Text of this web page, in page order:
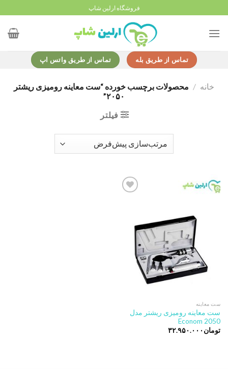
to
content
فروشگاه ارلین شاپ
تماس از طریق بله تماس از طریق واتس اپ
خانه / محصولات برچسب خورده “ست معاینه رومیزی ریشتر
۲۰۵۰”
فیلتر
wishlist
ست معاینه
ست معاینه رومیزی ریشتر مدل
Econom 2050
تومان ۳۲.۹۵۰.۰۰۰